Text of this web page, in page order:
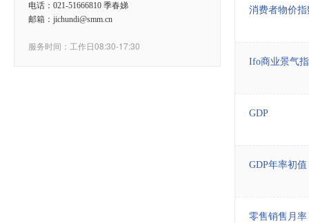
电话：021-51666810 季春娣
邮箱：jichundi@smm.cn
服务时间：工作日08:30-17:30
消费者物价
Ifo商业景气
GDP
GDP年率初值
零售销售月率